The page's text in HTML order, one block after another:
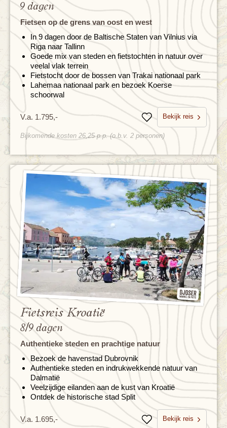
9 dagen
Fietsen op de grens van oost en west
In 9 dagen door de Baltische Staten van Vilnius via
Riga naar Tallinn
Goede mix van steden en fietstochten in natuur over
veelal vlak terrein
Fietstocht door de bossen van Trakai nationaal park
Lahemaa nationaal park en bezoek Koerse
schoorwal
V.a. 1.795,- BewarenBekijk reis
Bijkomende kosten 26,25 p.p. (o.b.v. 2 personen)
Fietsreis Kroatië
8/9 dagen
Authentieke steden en prachtige natuur
Bezoek de havenstad Dubrovnik
Authentieke steden en indrukwekkende natuur van
Dalmatië
Veelzijdige eilanden aan de kust van Kroatië
Ontdek de historische stad Split
V.a. 1.695,- BewarenBekijk reis